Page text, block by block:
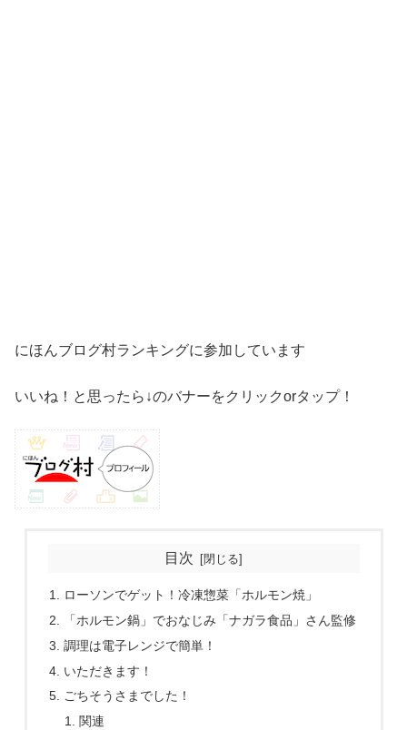
にほんブログ村ランキングに参加しています
いいね！と思ったら↓のバナーをクリックorタップ！
目次
ローソンでゲット！冷凍惣菜「ホルモン焼」
「ホルモン鍋」でおなじみ「ナガラ食品」さん監修
調理は電子レンジで簡単！
いただきます！
ごちそうさまでした！
関連